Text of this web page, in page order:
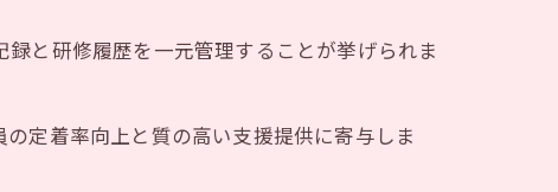
と研修履歴を一元管理することが挙げられま
定着率向上と質の高い支援提供に寄与しま